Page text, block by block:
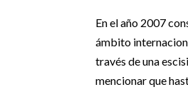
En el año 2007
ámbito
través de una
mencionar que